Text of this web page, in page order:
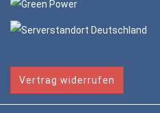
Vertrag widerrufen